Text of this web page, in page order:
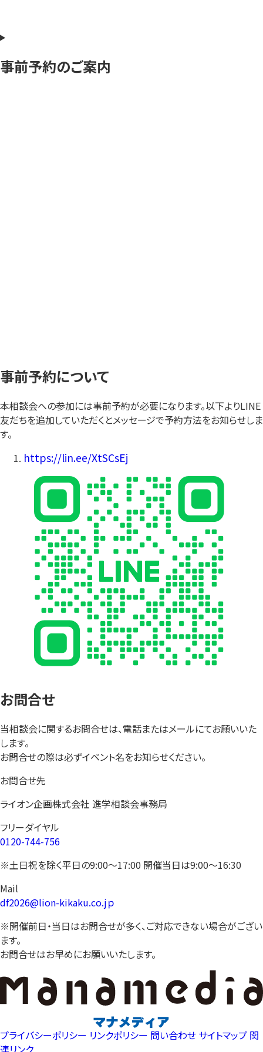
事前予約のご案内
事前予約について
本相談会への参加には事前予約が必要になります。以下よりLINE
友だちを追加していただくとメッセージで予約方法をお知らせしま
す。
https://lin.ee/XtSCsEj
お問合せ
当相談会に関するお問合せは、電話またはメールにてお願いいた
します。
お問合せの際は必ずイベント名をお知らせください。
お問合せ先
ライオン企画株式会社 進学相談会事務局
フリーダイヤル
0120-744-756
※土日祝を除く平日の9:00〜17:00 開催当日は9:00〜16:30
Mail
df2026@lion-kikaku.co.jｐ
※開催前日・当日はお問合せが多く、ご対応できない場合がござい
ます。
お問合せはお早めにお願いいたします。
プライバシーポリシー リンクポリシー 問い合わせ サイトマップ 関
連リンク